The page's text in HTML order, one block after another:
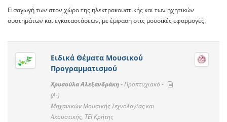
Εισαγωγή των στον χώρο της ηλεκτρακουστικής και των ηχητικών
συστημάτων και εγκαταστάσεων, με έμφαση στις μουσικές εφαρμογές.
Ειδικά Θέματα Μουσικού
Προγραμματισμού
Χρυσούλα Αλεξανδράκη -Προπτυχιακό -
(A-)
Μηχανικών Μουσικής Τεχνολογίας και
Ακουστικής, ΤΕΙ Κρήτης